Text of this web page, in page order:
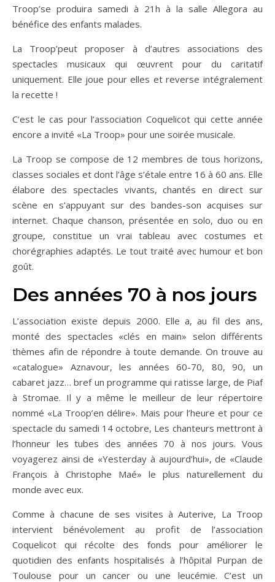
Troop’se produira samedi à 21h à la salle Allegora au
bénéfice des enfants malades.
La Troop’peut proposer à d’autres associations des
spectacles musicaux qui œuvrent pour du caritatif
uniquement. Elle joue pour elles et reverse intégralement
la recette !
C’est le cas pour l’association Coquelicot qui cette année
encore a invité «La Troop» pour une soirée musicale.
La Troop se compose de 12 membres de tous horizons,
classes sociales et dont l’âge s’étale entre 16 à 60 ans. Elle
élabore des spectacles vivants, chantés en direct sur
scène en s’appuyant sur des bandes-son acquises sur
internet. Chaque chanson, présentée en solo, duo ou en
groupe, constitue un vrai tableau avec costumes et
chorégraphies adaptés. Le tout traité avec humour et bon
goût.
Des années 70 à nos jours
L’association existe depuis 2000. Elle a, au fil des ans,
monté des spectacles «clés en main» selon différents
thèmes afin de répondre à toute demande. On trouve au
«catalogue» Aznavour, les années 60-70, 80, 90, un
cabaret jazz… bref un programme qui ratisse large, de Piaf
à Stromae. Il y a même le meilleur de leur répertoire
nommé «La Troop’en délire». Mais pour l’heure et pour ce
spectacle du samedi 14 octobre, Les chanteurs mettront à
l’honneur les tubes des années 70 à nos jours. Vous
voyagerez ainsi de «Yesterday à aujourd’hui», de «Claude
François à Christophe Maé» le plus naturellement du
monde avec eux.
Comme à chacune de ses visites à Auterive, La Troop
intervient bénévolement au profit de l’association
Coquelicot qui récolte des fonds pour améliorer le
quotidien des enfants hospitalisés à l’hôpital Purpan de
Toulouse pour un cancer ou une leucémie. C’est un